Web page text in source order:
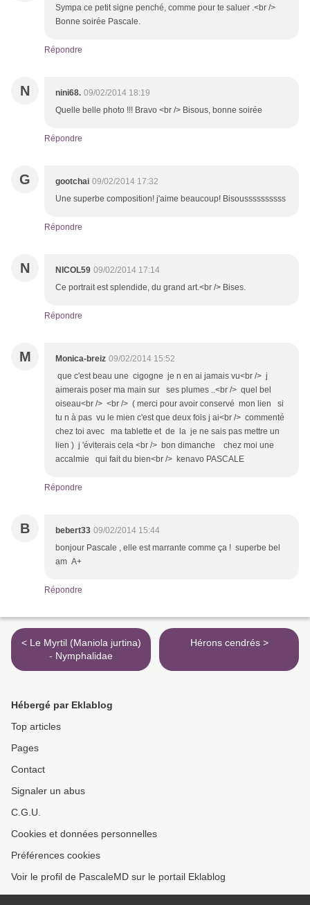
Sympa ce petit signe penché, comme pour te saluer .<br />
Bonne soirée Pascale.
Répondre
N nini68. 09/02/2014 18:19
Quelle belle photo !!! Bravo <br /> Bisous, bonne soirée
Répondre
G gootchai 09/02/2014 17:32
Une superbe composition! j'aime beaucoup! Bisoussssssssss
Répondre
N NICOL59 09/02/2014 17:14
Ce portrait est splendide, du grand art.<br /> Bises.
Répondre
M Monica-breiz 09/02/2014 15:52
que c'est beau une cigogne je n en ai jamais vu<br /> j
aimerais poser ma main sur ses plumes ..<br /> quel bel
oiseau<br /> <br /> ( merci pour avoir conservé mon lien si
tu n à pas vu le mien c'est que deux fois j ai<br /> commenté
chez toi avec ma tablette et de la je ne sais pas mettre un
lien ) j 'éviterais cela <br /> bon dimanche chez moi une
accalmie qui fait du bien<br /> kenavo PASCALE
Répondre
B bebert33 09/02/2014 15:44
bonjour Pascale , elle est marrante comme ça ! superbe bel
am A+
Répondre
< Le Myrtil (Maniola jurtina)
- Nymphalidae
Hérons cendrés >
Hébergé par Eklablog
Top articles
Pages
Contact
Signaler un abus
C.G.U.
Cookies et données personnelles
Préférences cookies
Voir le profil de PascaleMD sur le portail Eklablog